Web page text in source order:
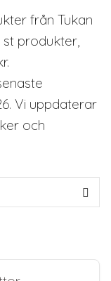
från Tukan
st produkter,
Vi uppdaterar
och